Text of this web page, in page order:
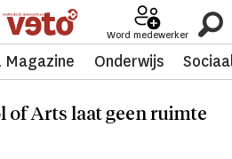
Word medewerker
Onderwijs
of Arts laat geen ruimte